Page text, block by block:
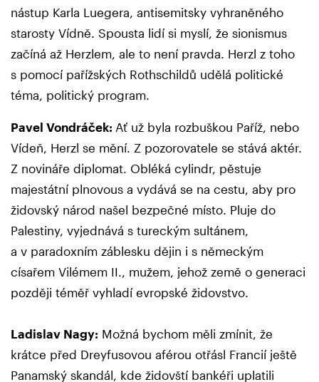
nástup Karla Luegera, antisemitsky vyhraněného
starosty Vídně. Spousta lidí si myslí, že sionismus
začíná až Herzlem, ale to není pravda. Herzl z toho
s pomocí pařížských Rothschildů udělá politické
téma, politický program.
Pavel Vondráček: Ať už byla rozbuškou Paříž, nebo
Vídeň, Herzl se mění. Z pozorovatele se stává aktér.
Z novináře diplomat. Obléká cylindr, pěstuje
majestátní plnovous a vydává se na cestu, aby pro
židovský národ našel bezpečné místo. Pluje do
Palestiny, vyjednává s tureckým sultánem,
a v paradoxním záblesku dějin i s německým
císařem Vilémem II., mužem, jehož země o generaci
později téměř vyhladí evropské židovstvo.
Ladislav Nagy: Možná bychom měli zmínit, že
krátce před Dreyfusovou aférou otřásl Francií ještě
Panamský skandál, kde židovští bankéři uplatili